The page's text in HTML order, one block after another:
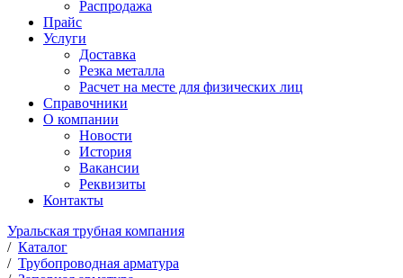
Распродажа
Прайс
Услуги
Доставка
Резка металла
Расчет на месте для физических лиц
Справочники
О компании
Новости
История
Вакансии
Реквизиты
Контакты
Уральская трубная компания
/ Каталог
/ Трубопроводная арматура